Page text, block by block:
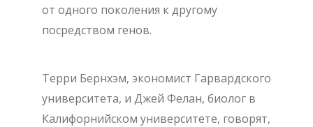
от одного поколения к другому
посредством генов.
Терри Бернхэм, экономист Гарвардского
университета, и Джей Фелан, биолог в
Калифорнийском университете, говорят,